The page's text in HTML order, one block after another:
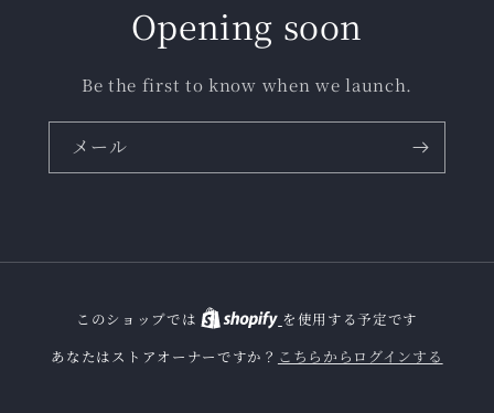
Opening soon
Be the first to know when we launch.
メール
このショップでは
を使用する予定です
あなたはストアオーナーですか？ こちらからログインする